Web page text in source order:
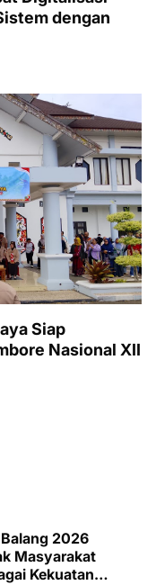
dengan
Siap
Nasional XII
2026
Masyarakat
Kekuatan